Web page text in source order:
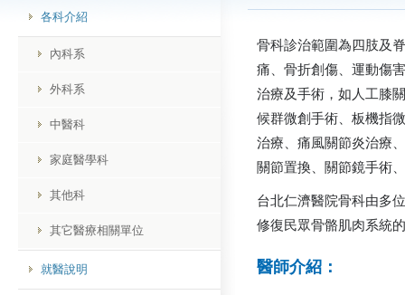
各科介紹
內科系
外科系
中醫科
家庭醫學科
其他科
其它醫療相關單位
就醫說明
骨科診治範圍為四肢及
痛、骨折創傷、運動傷
治療及手術，如人工膝
候群微創手術、板機指
治療、痛風關節炎治療
關節置換、關節鏡手術
台北仁濟醫院骨科由多
修復民眾骨骼肌肉系統
醫師介紹：